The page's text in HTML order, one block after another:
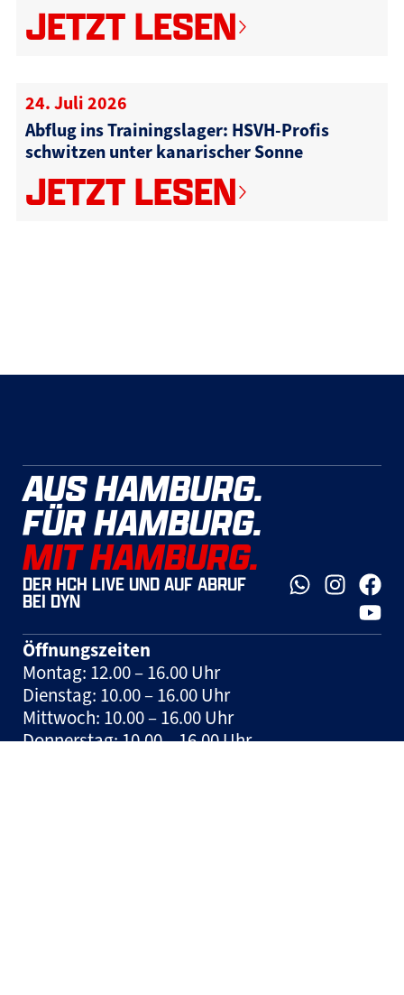
JETZT LESEN
24. Juli 2026
Abflug ins Trainingslager: HSVH-Profis
schwitzen unter kanarischer Sonne
JETZT LESEN
AUS HAMBURG.
FÜR HAMBURG.
MIT HAMBURG.
DER HCH LIVE UND AUF ABRUF
BEI DYN
Öffnungszeiten
Montag: 12.00 – 16.00 Uhr
Dienstag: 10.00 – 16.00 Uhr
Mittwoch: 10.00 – 16.00 Uhr
Donnerstag: 10.00 – 16.00 Uhr